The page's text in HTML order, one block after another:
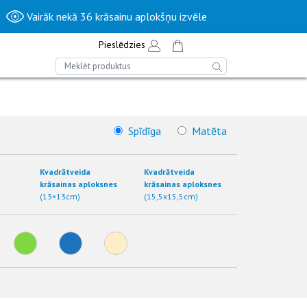
Vairāk nekā 36 krāsainu aplokšņu izvēle
Pieslēdzies
Spīdīga Matēta
Kvadrātveida
krāsainas aploksnes
(13×13cm)
Kvadrātveida
krāsainas aploksnes
(15,5x15,5cm)